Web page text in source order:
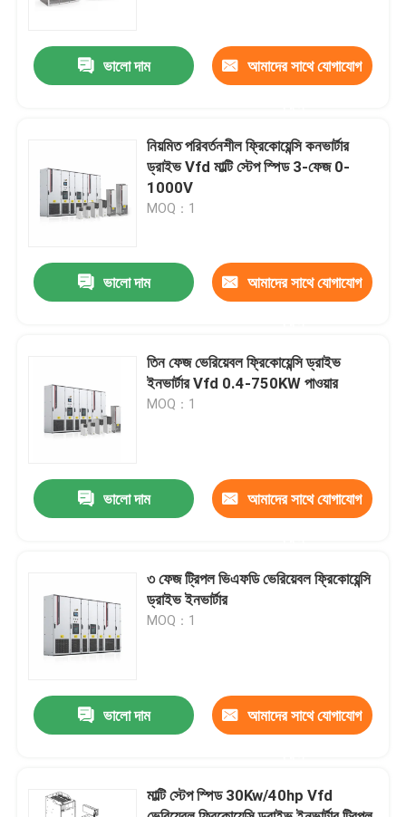
বাড়ি
ভিডিও
কারখানা পরিদর্শন
আমাদের সাথে যোগাযোগ
খবর
VFD পরিবর্তনশীল ফ্রিকোয়েন্সি ড্রাইভ
ভালো দাম আমাদের সাথে যোগাযোগ
নিয়মিত পরিবর্তনশীল ফ্রিকোয়েন্সি কনভার্টার
ড্রাইভ Vfd মাল্টি স্টেপ স্পিড 3-ফেজ 0-
1000V
MOQ：1
ভালো দাম আমাদের সাথে যোগাযোগ
তিন ফেজ ভেরিয়েবল ফ্রিকোয়েন্সি ড্রাইভ
ইনভার্টার Vfd 0.4-750KW পাওয়ার
MOQ：1
ভালো দাম আমাদের সাথে যোগাযোগ
৩ ফেজ ট্রিপল ভিএফডি ভেরিয়েবল ফ্রিকোয়েন্সি
ড্রাইভ ইনভার্টার
MOQ：1
ভালো দাম আমাদের সাথে যোগাযোগ
মাল্টি স্টেপ স্পিড 30Kw/40hp Vfd